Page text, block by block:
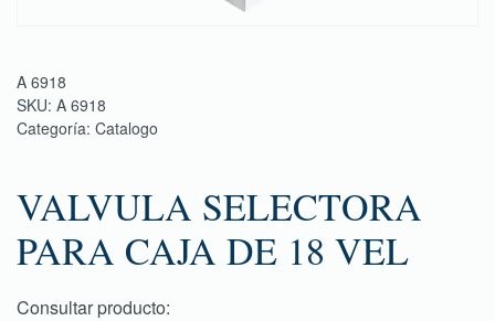
A 6918
SKU: A 6918
Categoría: Catalogo
VALVULA SELECTORA
PARA CAJA DE 18 VEL
Consultar producto: